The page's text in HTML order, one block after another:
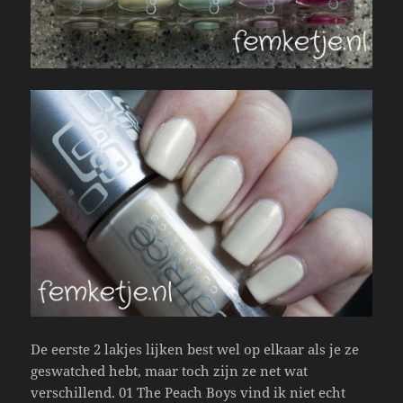
De eerste 2 lakjes lijken best wel op elkaar als je ze
geswatched hebt, maar toch zijn ze net wat
verschillend. 01 The Peach Boys vind ik niet echt